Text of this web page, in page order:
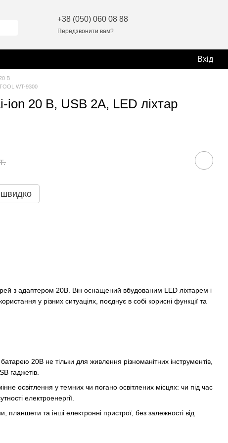
+38 (050) 060 08 88
Передзвонити вам?
Вхід
В
WT-9300
20 В, USB 2A, LED ліхтар
з адаптером 20В. Він оснащений вбудованим LED ліхтарем і
у різних ситуаціях, поєднує в собі корисні функції та
20В не тільки для живлення різноманітних інструментів,
гаджетів.
освітлення у темних чи погано освітлених місцях: чи під час
електроенергії.
та інші електронні пристрої, без залежності від